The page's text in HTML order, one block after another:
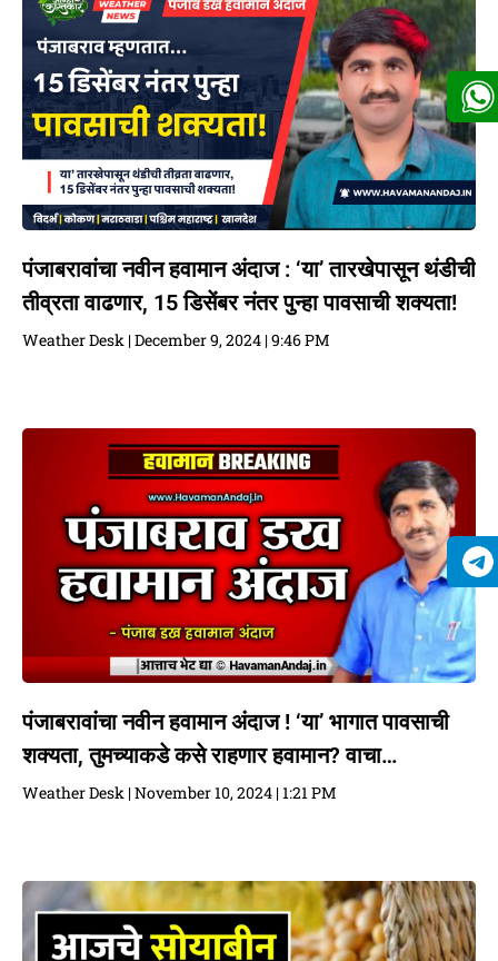
पंजाबरावांचा नवीन हवामान अंदाज : ‘या’ तारखेपासून थंडीची
तीव्रता वाढणार, 15 डिसेंबर नंतर पुन्हा पावसाची शक्यता!
Weather Desk December 9, 2024 9:46 PM
पंजाबरावांचा नवीन हवामान अंदाज ! ‘या’ भागात पावसाची
शक्यता, तुमच्याकडे कसे राहणार हवामान? वाचा…
Weather Desk November 10, 2024 1:21 PM